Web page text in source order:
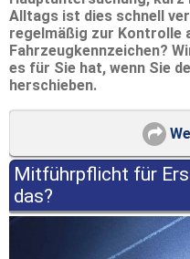
Alltags ist dies schnell
regelmäßig zur Kontrolle
Fahrzeugkennzeichen?
es für Sie hat, wenn Sie
herschieben.
Mitführpflicht für
das?